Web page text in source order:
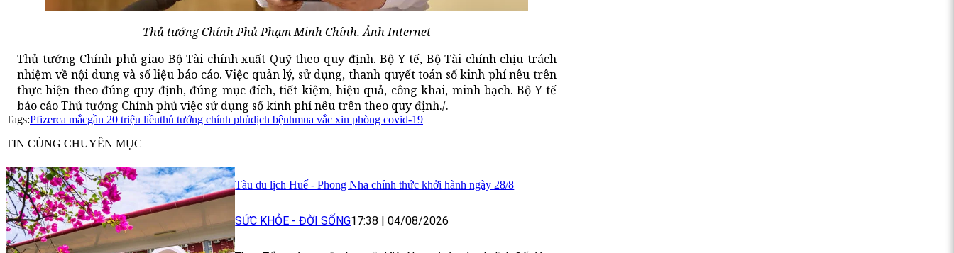
Thủ tướng Chính Phủ Phạm Minh Chính. Ảnh Internet
Thủ tướng Chính phủ giao Bộ Tài chính xuất Quỹ theo quy định. Bộ Y tế, Bộ Tài chính chịu trách
nhiệm về nội dung và số liệu báo cáo. Việc quản lý, sử dụng, thanh quyết toán số kinh phí nêu trên
thực hiện theo đúng quy định, đúng mục đích, tiết kiệm, hiệu quả, công khai, minh bạch. Bộ Y tế
báo cáo Thủ tướng Chính phủ việc sử dụng số kinh phí nêu trên theo quy định./.
Tags:Pfizerca mắcgần 20 triệu liềuthủ tướng chính phủdịch bệnhmua vắc xin phòng covid-19
TIN CÙNG CHUYÊN MỤC
Tàu du lịch Huế - Phong Nha chính thức khởi hành ngày 28/8
SỨC KHỎE - ĐỜI SỐNG17:38 04/08/2026